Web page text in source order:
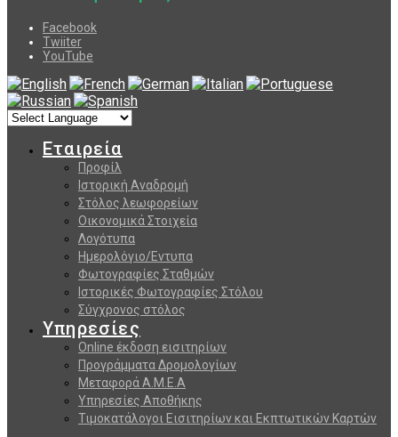
Facebook
Twiiter
YouTube
Εταιρεία
Προφίλ
Ιστορική Αναδρομή
Στόλος λεωφορείων
Οικονομικά Στοιχεία
Λογότυπα
Ημερολόγιο/Εντυπα
Φωτογραφίες Σταθμών
Ιστορικές Φωτογραφίες Στόλου
Σύγχρονος στόλος
Υπηρεσίες
Online έκδοση εισιτηρίων
Προγράμματα Δρομολογίων
Μεταφορά Α.Μ.Ε.Α
Υπηρεσίες Αποθήκης
Τιμοκατάλογοι Εισιτηρίων και Εκπτωτικών Καρτών